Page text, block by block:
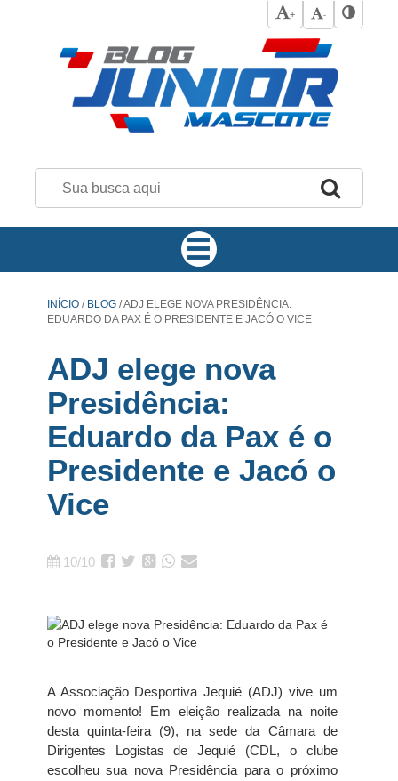
+ -
INÍCIO / BLOG /ADJ ELEGE NOVA PRESIDÊNCIA:
EDUARDO DA PAX É O PRESIDENTE E JACÓ O VICE
ADJ elege nova
Presidência:
Eduardo da Pax é o
Presidente e Jacó o
Vice
10/10
A Associação Desportiva Jequié (ADJ) vive um
novo momento! Em eleição realizada na noite
desta quinta-feira (9), na sede da Câmara de
Dirigentes Logistas de Jequié (CDL, o clube
escolheu sua nova Presidência para o próximo